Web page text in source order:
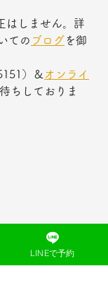
はしません。詳
ての ブログ を御
）＆ オンライ
ちしておりま
LINEで予約